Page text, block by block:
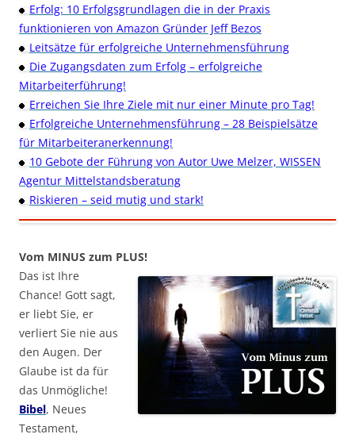
Erfolg: 10 Erfolgsgrundlagen die in der Praxis
funktionieren von Amazon Gründer Jeff Bezos
Leitsätze für erfolgreiche Unternehmensführung
Die Zugangsdaten zum Erfolg – erfolgreiche
Mitarbeiterführung!
Erreichen Sie Ihre Ziele mit nur einer Minute pro Tag!
Erfolgreiche Unternehmensführung – 28 Beispielsätze
für Mitarbeiteranerkennung!
10 Gebote der Führung von Autor Uwe Melzer, WISSEN
Agentur Mittelstandsberatung
Riskieren – seid mutig und stark!
Vom MINUS zum PLUS!
Das ist Ihre
Chance! Gott sagt,
er liebt Sie, er
verliert Sie nie aus
den Augen. Der
Glaube ist da für
das Unmögliche!
Bibel, Neues
Testament,